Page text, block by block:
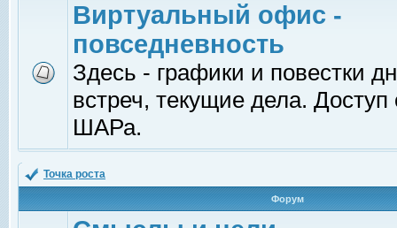
Виртуальный офис -
повседневность
Здесь - графики и повестки
встреч, текущие дела.
ШАРа.
Точка роста
Форум